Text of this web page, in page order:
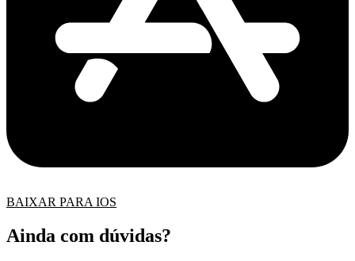
BAIXAR PARA IOS
Ainda com dúvidas?